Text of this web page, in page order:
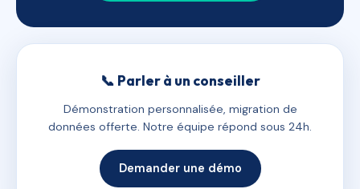
📞 Parler à un conseiller
Démonstration personnalisée, migration de
données offerte. Notre équipe répond sous 24h.
Demander une démo